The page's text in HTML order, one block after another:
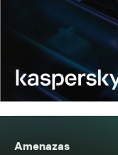
Amenazas